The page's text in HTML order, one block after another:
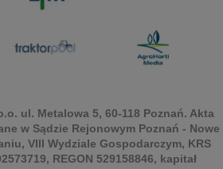
ul. Metalowa 5, 60-118 Poznań. Akta
w Sądzie Rejonowym Poznań - Nowe
VIII Wydziale Gospodarczym, KRS
REGON 529158846, kapitał